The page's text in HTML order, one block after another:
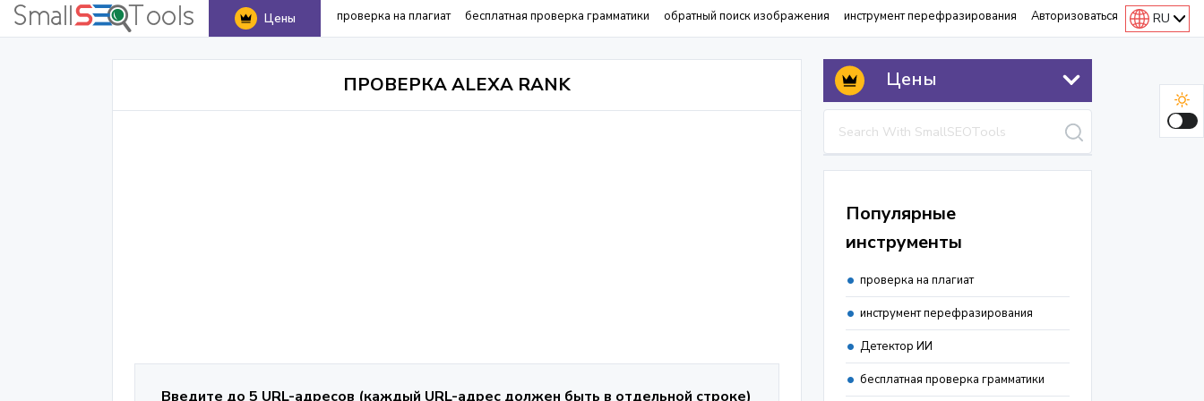
Цены проверка на плагиат бесплатная проверка грамматики обратный поиск изображения инструмент перефразирования Авторизоваться RU
ПРОВЕРКА ALEXA RANK
Введите до 5 URL-адресов (каждый URL-адрес должен быть в отдельной строке)
Цены
Популярные
инструменты
проверка на плагиат
инструмент перефразирования
Детектор ИИ
бесплатная проверка грамматики